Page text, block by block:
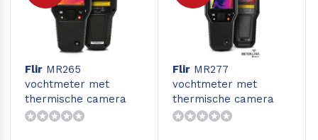
Flir MR265
vochtmeter met
thermische camera
Flir MR277
vochtmeter met
thermische camera